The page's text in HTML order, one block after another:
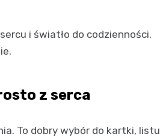
i światło do codzienności.
z serca
To dobry wybór do kartki, listu